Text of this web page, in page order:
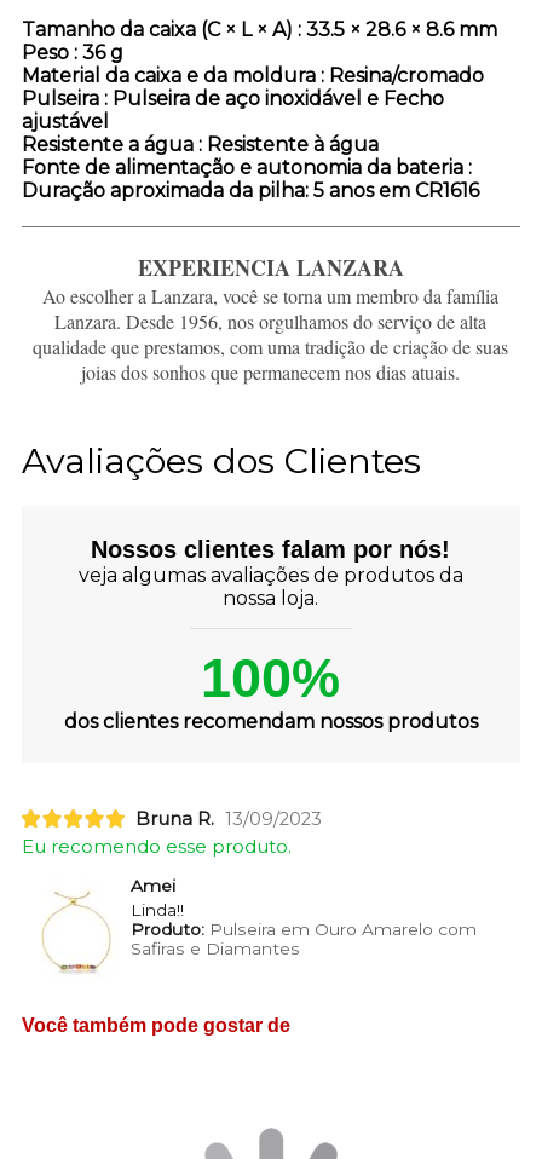
Tamanho da caixa (C × L × A) : 33.5 × 28.6 × 8.6 mm
Peso: 36 g
Material da caixa e da moldura: Resina/cromado
Pulseira: Pulseira de aço inoxidável e Fecho
ajustável
Resistente a água: Resistente à água
Fonte de alimentação e autonomia da bateria:
Duração aproximada da pilha: 5 anos em CR1616
EXPERIENCIA LANZARA
Ao escolher a Lanzara, você se torna um membro da família
Lanzara. Desde 1956, nos orgulhamos do serviço de alta
qualidade que prestamos, com uma tradição de criação de suas
joias dos sonhos que permanecem nos dias atuais.
Avaliações dos Clientes
Nossos clientes falam por nós!
veja algumas avaliações de produtos da
nossa loja.
100%
dos clientes recomendam nossos produtos
Bruna R. 13/09/2023
Eu recomendo esse produto.
Amei
Linda!!
Produto:Pulseira em Ouro Amarelo com
Safiras e Diamantes
Você também pode gostar de